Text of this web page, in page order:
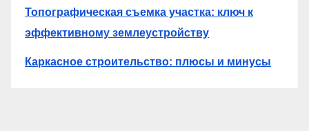
Топографическая съемка участка: ключ к
эффективному землеустройству
Каркасное строительство: плюсы и минусы